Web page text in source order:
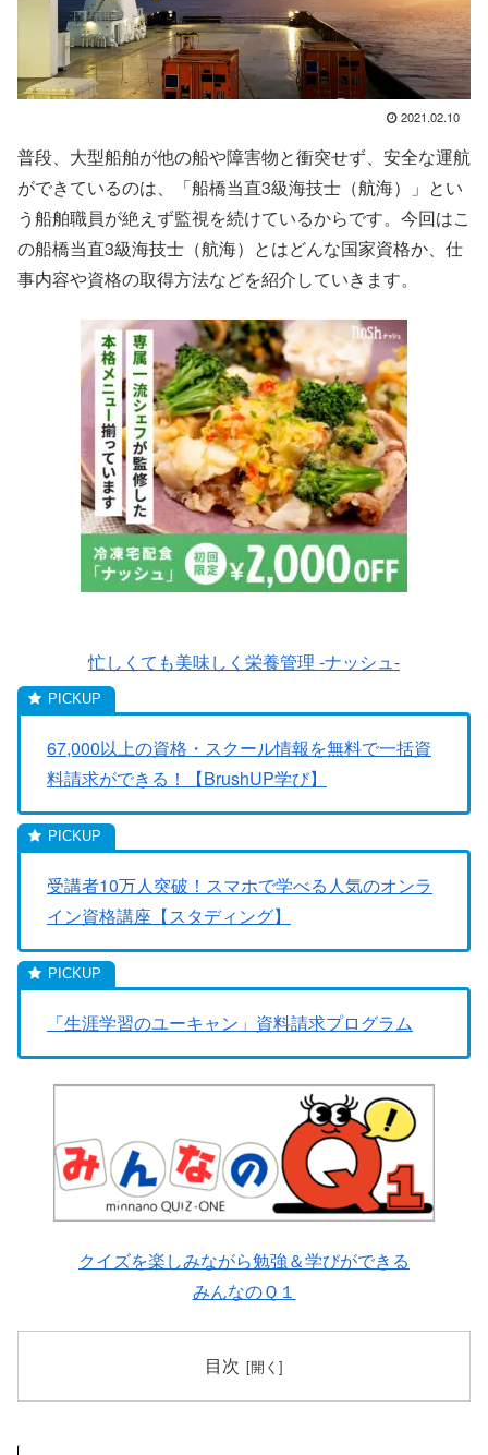
2021.02.10
普段、大型船舶が他の船や障害物と衝突せず、安全な運航
ができているのは、「船橋当直3級海技士（航海）」とい
う船舶職員が絶えず監視を続けているからです。今回はこ
の船橋当直3級海技士（航海）とはどんな国家資格か、仕
事内容や資格の取得方法などを紹介していきます。
忙しくても美味しく栄養管理 -ナッシュ-
67,000以上の資格・スクール情報を無料で一括資
料請求ができる！【BrushUP学び】
受講者10万人突破！スマホで学べる人気のオンラ
イン資格講座【スタディング】
「生涯学習のユーキャン」資料請求プログラム
クイズを楽しみながら勉強＆学びができる
みんなのＱ１
目次